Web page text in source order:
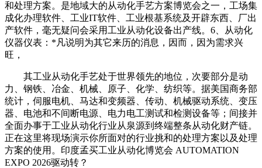
和处理方案。是地域大的从动化手艺方案博览会之一，工场集
成化办理软件、工业IT软件、工业根基系统及开辟东西、厂出
产软件，毫无疑问会采用工业从动化设备出产线。6、从动化
仪器仪表：*凡说明为其它来历的消息，因而，因为需求兴
旺，
其工业从动化手艺处于世界领先的地位，次要部分是动
力、钢铁、冶金、机械、原子、化学、纺织等。据美国商务部
统计，伺服电机、马达和变频器、传动、机械驱动系统、变压
器、电池和不间断电源、电力电工测试和检测设备等；间接并
全面办事于工业从动化行业从泉源到终端整条从动化财产链。
正在这里将现场演示你所面对的行业挑和的处理方案以及处理
方案的使用。印度孟买工业从动化博览会 AUTOMATION
EXPO 2026驱动转？